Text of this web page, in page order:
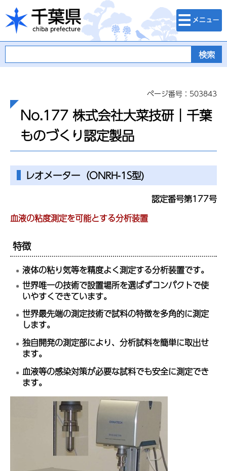
千葉県
検索・メニュ
ー
ページ番号：503843
No.177 株式会社大菜技研｜千葉
ものづくり認定製品
レオメーター（ONRH-1S型)
認定番号第177号
血液の粘度測定を可能とする分析装置
特徴
液体の粘り気等を精度よく測定する分析装置です。
世界唯一の技術で設置場所を選ばずコンパクトで使
いやすくできています。
世界最先端の測定技術で試料の特徴を多角的に測定
します。
独自開発の測定部により、分析試料を簡単に取出せ
ます。
血液等の感染対策が必要な試料でも安全に測定でき
ます。